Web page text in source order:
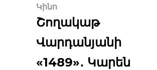
Կինո
Շողակաթ
Վարդանյանի
«1489»․ Կարեն